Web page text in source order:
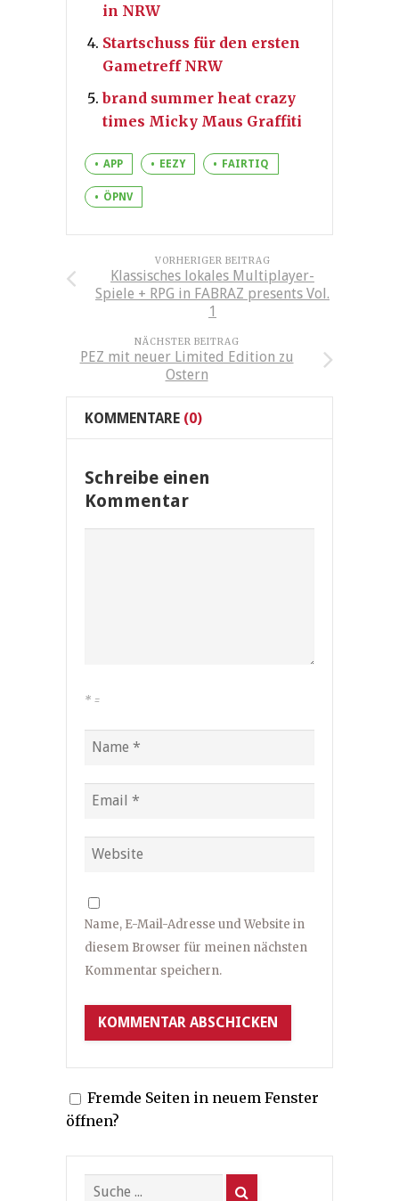
in NRW
Startschuss für den ersten
Gametreff NRW
brand summer heat crazy
times Micky Maus Graffiti
APP EEZY FAIRTIQ
ÖPNV
VORHERIGER BEITRAG
Klassisches lokales Multiplayer-
Spiele + RPG in FABRAZ presents Vol.
1
NÄCHSTER BEITRAG
PEZ mit neuer Limited Edition zu
Ostern
KOMMENTARE (0)
Schreibe einen
Kommentar
* =
Name, E-Mail-Adresse und Website in
diesem Browser für meinen nächsten
Kommentar speichern.
Fremde Seiten in neuem Fenster
öffnen?